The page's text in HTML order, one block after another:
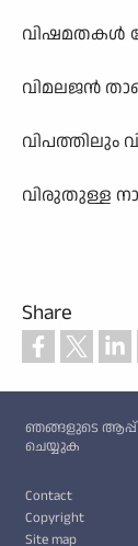
വിഷമതകൾ
വിമലജൻ
വിപത്തിലും
വിരുതുള്ള
Share
ഞങ്ങളുടെ
ചെയ്യുക
Footer
Contact
Copyright
Site map